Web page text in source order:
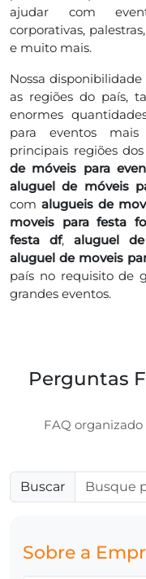
ajudar com
corporativas,
e muito mais.
Nossa
as regiões do país,
enormes
para eventos mais
principais regiões
de móveis para
aluguel de móveis
comalugueis de
moveis para festa
festa df,aluguel
aluguel de moveis
país no requisito de
grandes eventos.
Perguntas
FAQ
Buscar
Sobre a